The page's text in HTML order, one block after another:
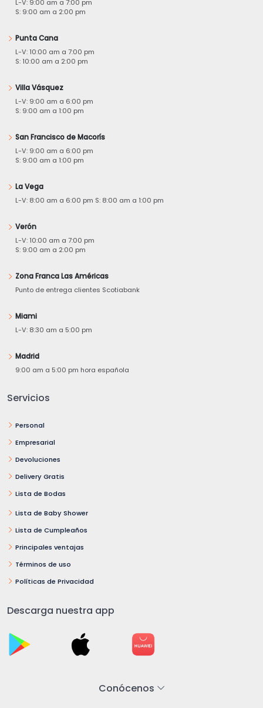
L-V: 9:00 am a 7:00 pm
S: 9:00 am a 2:00 pm
Punta Cana
L-V: 10:00 am a 7:00 pm
S: 10:00 am a 2:00 pm
Villa Vásquez
L-V: 9:00 am a 6:00 pm
S: 9:00 am a 1:00 pm
San Francisco de Macorís
L-V: 9:00 am a 6:00 pm
S: 9:00 am a 1:00 pm
La Vega
L-V: 8:00 am a 6:00 pm S: 8:00 am a 1:00 pm
Verón
L-V: 10:00 am a 7:00 pm
S: 9:00 am a 2:00 pm
Zona Franca Las Américas
Punto de entrega clientes Scotiabank
Miami
L-V: 8:30 am a 5:00 pm
Madrid
9:00 am a 5:00 pm hora española
Servicios
Personal
Empresarial
Devoluciones
Delivery Gratis
Lista de Bodas
Lista de Baby Shower
Lista de Cumpleaños
Principales ventajas
Términos de uso
Políticas de Privacidad
Descarga nuestra app
Conócenos